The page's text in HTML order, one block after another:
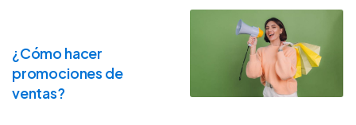
¿Cómo hacer
promociones de
ventas?